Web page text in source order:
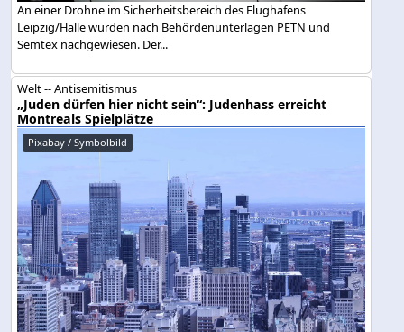
An einer Drohne im Sicherheitsbereich des Flughafens
Leipzig/Halle wurden nach Behördenunterlagen PETN und
Semtex nachgewiesen. Der...
Welt -- Antisemitismus
„Juden dürfen hier nicht sein“: Judenhass erreicht
Montreals Spielplätze
Pixabay / Symbolbild